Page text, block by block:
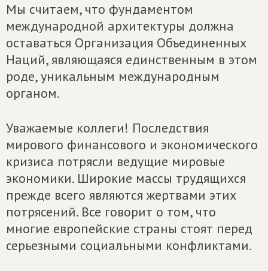
Мы считаем, что фундаментом
международной архитектуры должна
оставаться Организация Объединенных
Наций, являющаяся единственным в этом
роде, уникальным международным
органом.
Уважаемые коллеги! Последствия
мирового финансового и экономического
кризиса потрясли ведущие мировые
экономики. Широкие массы трудящихся
прежде всего являются жертвами этих
потрясений. Все говорит о том, что
многие европейские страны стоят перед
серьезными социальными конфликтами.